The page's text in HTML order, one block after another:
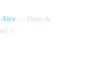
Aire — Datos de